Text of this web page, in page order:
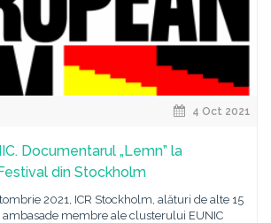
4 Oct 2021
Documentarul „Lemn” la
din Stockholm
2021, ICR Stockholm, alături de alte 15
membre ale clusterului EUNIC